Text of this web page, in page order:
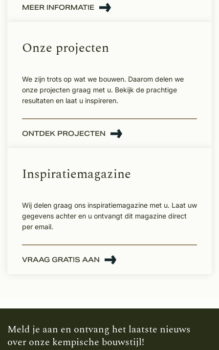
MEER INFORMATIE
Onze projecten
We zijn trots op wat we bouwen. Daarom delen we
onze projecten graag met u. Bekijk de prachtige
resultaten en laat u inspireren.
ONTDEK PROJECTEN
Inspiratiemagazine
Wij delen graag ons inspiratiemagazine met u. Laat uw
gegevens achter en u ontvangt dit magazine direct
per email.
VRAAG GRATIS AAN
Meld je aan en ontvang het laatste nieuws
over onze kempische bouwstijl!